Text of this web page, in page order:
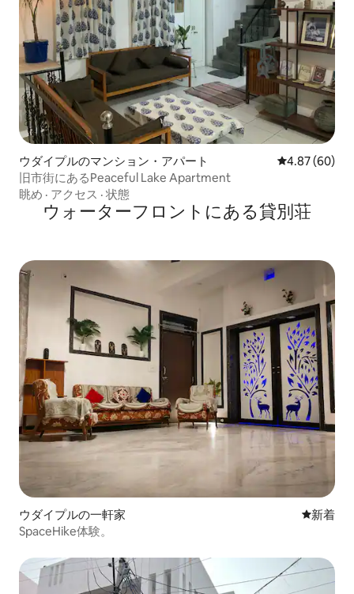
ウダイプルのマンション・アパート レビュー60
4.87 (60)
旧市街にあるPeaceful Lake Apartment
眺め · アクセス · 状態
ウォーターフロントにある貸別荘
ウダイプルの一軒家 新しい宿
新着
SpaceHike体験。